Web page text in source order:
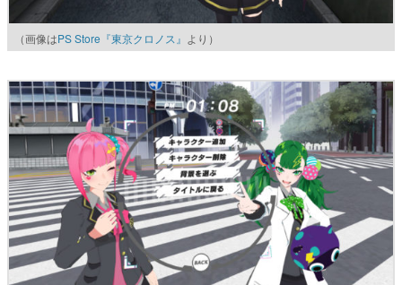
（画像はPS Store『東京クロノス』 より）